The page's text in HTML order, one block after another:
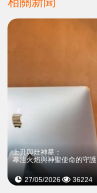
>
上升與灶神星：
專注火焰與神聖使命的守護
27/05/2026 36224